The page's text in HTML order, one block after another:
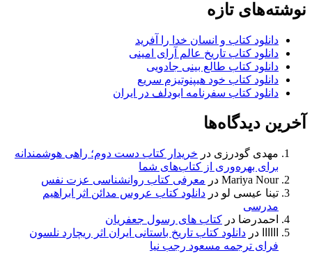
نوشته‌های تازه
دانلود کتاب و انسان خدا را آفرید
دانلود کتاب تاریخ عالم آرای امینی
دانلود کتاب طالع بینی جادویی
دانلود کتاب خود هیپنوتیزم سریع
دانلود کتاب سفرنامه ابودلف در ایران
آخرین دیدگاه‌ها
مهدی گودرزی در خریدار کتاب دست دوم؛ راهی هوشمندانه
برای بهره‌وری از کتاب‌های شما
Mariya Nour در معرفی کتاب روانشناسی عزت نفس
تینا عیسی لو در دانلود کتاب عروس مدائن اثر ابراهیم
مدرسی
احمدرضا در کتاب های رسول جعفریان
در دانلود کتاب تاریخ باستانی ایران اثر ریچارد نلسون
فرای ترجمه مسعود رجب نیا